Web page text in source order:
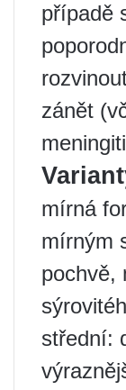
případě
zánět
mírná
mírným
pochvě,
střední: